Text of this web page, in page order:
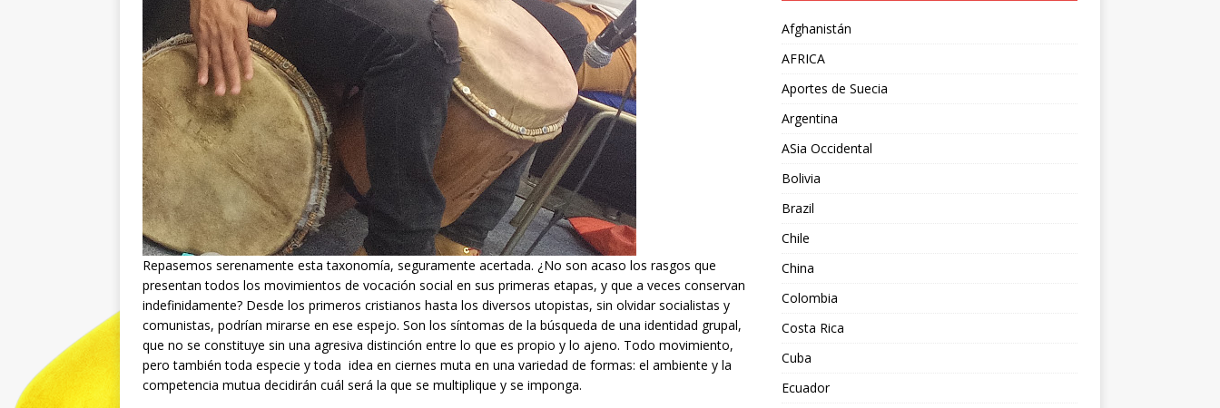
Repasemos serenamente esta taxonomía, seguramente acertada. ¿No son acaso los rasgos que
presentan todos los movimientos de vocación social en sus primeras etapas, y que a veces conservan
indefinidamente? Desde los primeros cristianos hasta los diversos utopistas, sin olvidar socialistas y
comunistas, podrían mirarse en ese espejo. Son los síntomas de la búsqueda de una identidad grupal,
que no se constituye sin una agresiva distinción entre lo que es propio y lo ajeno. Todo movimiento,
pero también toda especie y toda idea en ciernes muta en una variedad de formas: el ambiente y la
competencia mutua decidirán cuál será la que se multiplique y se imponga.
Afghanistán
AFRICA
Aportes de Suecia
Argentina
ASia Occidental
Bolivia
Brazil
Chile
China
Colombia
Costa Rica
Cuba
Ecuador